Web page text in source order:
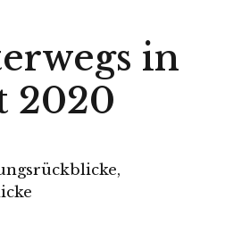
in
2020
,